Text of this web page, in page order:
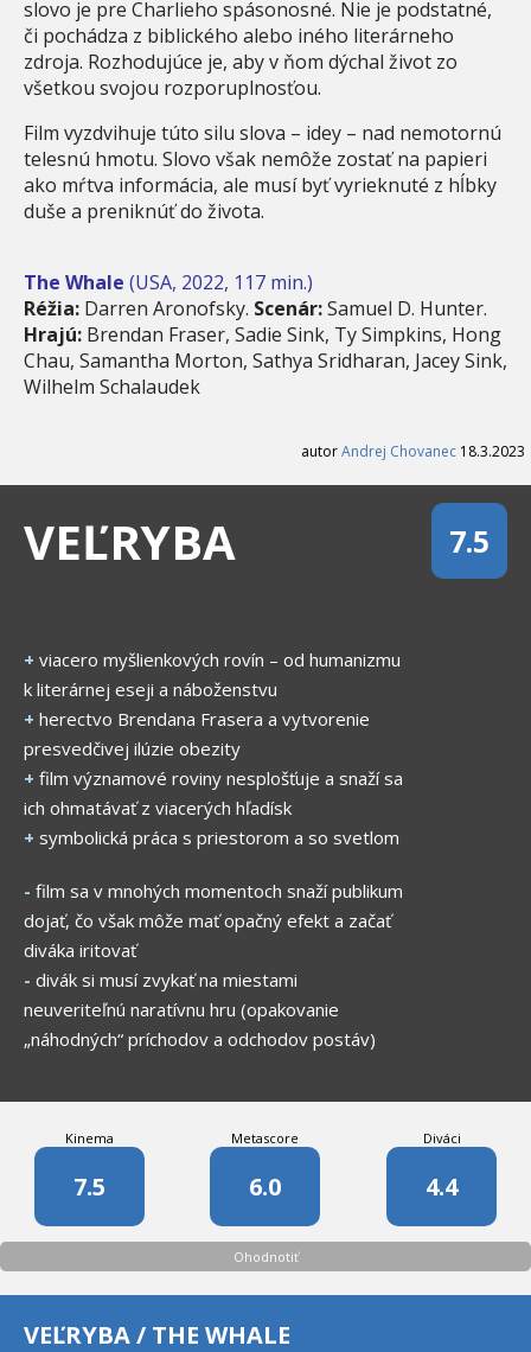
slovo je pre Charlieho spásonosné. Nie je podstatné,
či pochádza z biblického alebo iného literárneho
zdroja. Rozhodujúce je, aby v ňom dýchal život zo
všetkou svojou rozporuplnosťou.
Film vyzdvihuje túto silu slova – idey – nad nemotornú
telesnú hmotu. Slovo však nemôže zostať na papieri
ako mŕtva informácia, ale musí byť vyrieknuté z hĺbky
duše a preniknúť do života.
The Whale (USA, 2022, 117 min.)
Réžia: Darren Aronofsky. Scenár:Samuel D. Hunter.
Hrajú: Brendan Fraser, Sadie Sink, Ty Simpkins, Hong
Chau, Samantha Morton, Sathya Sridharan, Jacey Sink,
Wilhelm Schalaudek
autorAndrej Chovanec 18.3.2023
7.5
VEĽRYBA
+ viacero myšlienkových rovín – od humanizmu
k literárnej eseji a náboženstvu
+ herectvo Brendana Frasera a vytvorenie
presvedčivej ilúzie obezity
+ film významové roviny nesplošťuje a snaží sa
ich ohmatávať z viacerých hľadísk
+ symbolická práca s priestorom a so svetlom
- film sa v mnohých momentoch snaží publikum
dojať, čo však môže mať opačný efekt a začať
diváka iritovať
- divák si musí zvykať na miestami
neuveriteľnú naratívnu hru (opakovanie
„náhodných“ príchodov a odchodov postáv)
Kinema
7.5
Metascore
6.0
Diváci
4.4
Ohodnotiť
VEĽRYBA / THE WHALE